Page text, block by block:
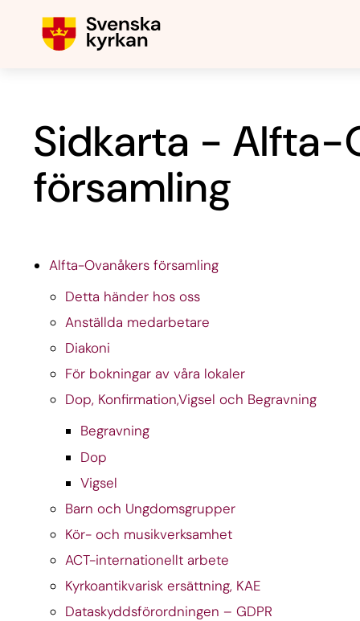
Sidkarta - Alfta-
församling
Alfta-Ovanåkers församling
Detta händer hos oss
Anställda medarbetare
Diakoni
För bokningar av våra lokaler
Dop, Konfirmation,Vigsel och Begravning
Begravning
Dop
Vigsel
Barn och Ungdomsgrupper
Kör- och musikverksamhet
ACT-internationellt arbete
Kyrkoantikvarisk ersättning, KAE
Dataskyddsförordningen – GDPR